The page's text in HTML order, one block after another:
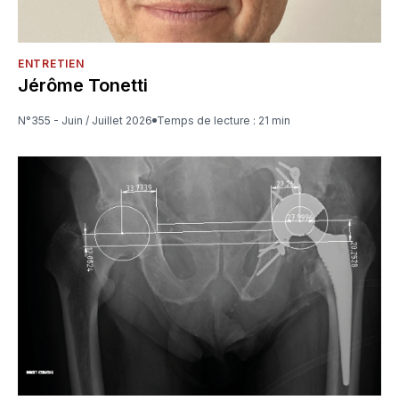
ENTRETIEN
Jérôme Tonetti
N°355 - Juin / Juillet 2026 Temps de lecture : 21 min